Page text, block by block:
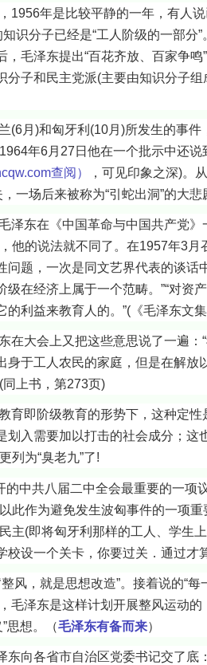
年是比较平静的一年，有人说已
知识分子已经是“工人阶级的一部
，毛泽东提出“百花齐放、百家争
分子和民主党派(主要由知识分子
)和匈牙利(10月)所发生的事件，
年6月27日他在一个批示中还说
查阅 ）
，可见印象之深)。
一场后来被称为“引蛇出洞”的大悲
在《中国革命与中国共产党》一
他的说法就不同了。在1957年3
问题，一次是同文艺界代表的谈
级在经济上属于一个范畴。”“对
的利益来教育人的。”(《毛泽东文
会上又把这些意思说了一遍：“
身于工人农民的家庭，但是在解
同上书，第273页)
阶级教育的形势下，这种定性是
划入需要加以打击的社会成分；
列为“臭老九”了!
八届二中全会最重要的一项议
此作为避免发生波匈事件的一项
主(即将匈牙利那样的工人、学生
校设一个关卡，你要过关．通过才
就是思想改造”。接着说的“每
毛泽东是这样计划开展整风运动
思想。（毛泽东有备而来）
省市自治区党委书记交了底：“